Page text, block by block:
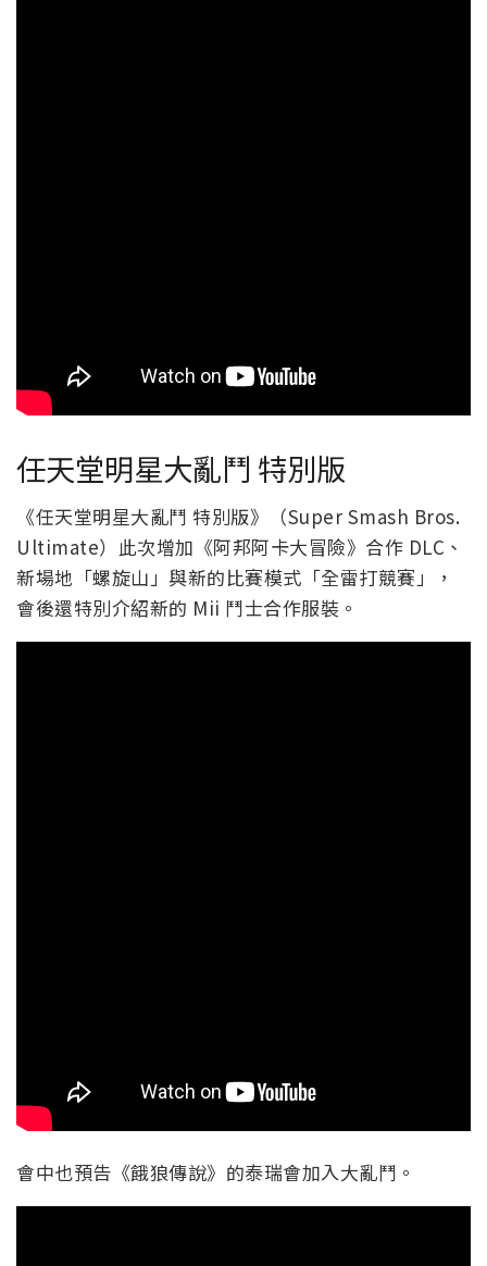
任天堂明星大亂鬥 特別版
《任天堂明星大亂鬥 特別版》（Super Smash Bros.
Ultimate）此次增加《阿邦阿卡大冒險》合作 DLC、
新場地「螺旋山」與新的比賽模式「全雷打競賽」，
會後還特別介紹新的 Mii 鬥士合作服裝。
會中也預告《餓狼傳說》的泰瑞會加入大亂鬥。